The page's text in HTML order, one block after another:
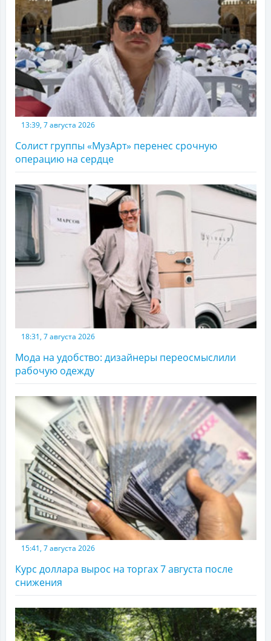
13:39, 7 августа 2026
Солист группы «МузАрт» перенес срочную
операцию на сердце
18:31, 7 августа 2026
Мода на удобство: дизайнеры переосмыслили
рабочую одежду
15:41, 7 августа 2026
Курс доллара вырос на торгах 7 августа после
снижения